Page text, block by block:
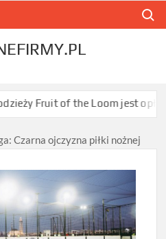
of the Loom jest opłacalny dla
Czarna ojczyzna piłki nożnej